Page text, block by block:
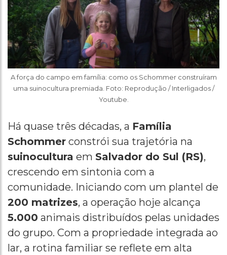
A força do campo em família: como os Schommer construíram
uma suinocultura premiada. Foto: Reprodução / Interligados /
Youtube.
Há quase três décadas, a Família
Schommer constrói sua trajetória na
suinocultura em Salvador do Sul (RS),
crescendo em sintonia com a
comunidade. Iniciando com um plantel de
200 matrizes, a operação hoje alcança
5.000 animais distribuídos pelas unidades
do grupo. Com a propriedade integrada ao
lar, a rotina familiar se reflete em alta